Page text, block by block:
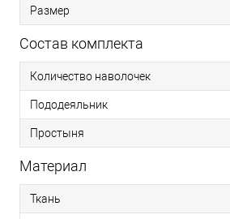
Размер
Состав комплекта
Количество наволочек
Пододеяльник
Простыня
Материал
Ткань